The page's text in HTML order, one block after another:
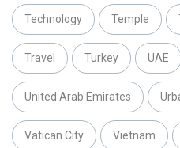
Technology Temple
Travel Turkey UAE
United Arab Emirates
Vatican City Vietnam